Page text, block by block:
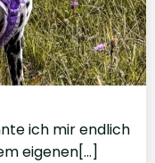
ich mir endlich
eigenen[…]